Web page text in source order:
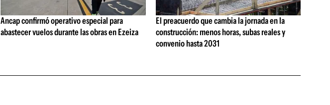
Ancap confirmó operativo especial para
abastecer vuelos durante las obras en Ezeiza
El preacuerdo que cambia la jornada en la
construcción: menos horas, subas reales y
convenio hasta 2031